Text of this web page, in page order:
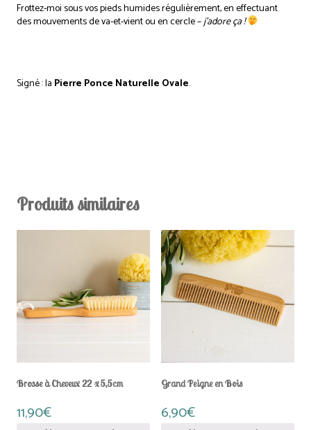
Frottez-moi sous vos pieds humides régulièrement, en effectuant
des mouvements de va-et-vient ou en cercle –j’adore ça !
Signé : la Pierre Ponce Naturelle Ovale.
Produits similaires
Brosse à Cheveux 22 x 5,5cm
11,90€
Grand Peigne en Bois
6,90€